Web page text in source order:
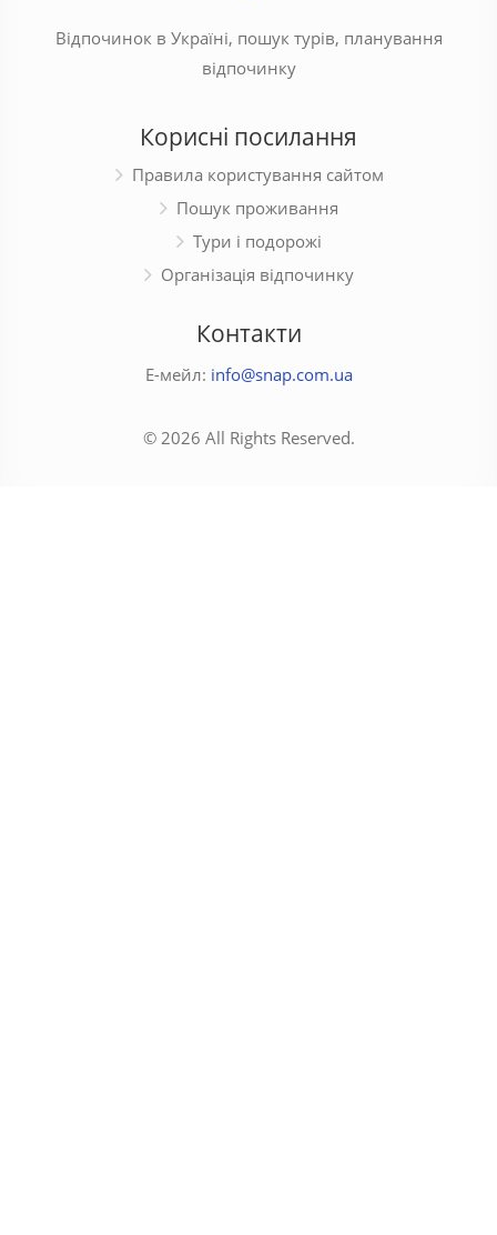
Відпочинок в Україні, пошук турів, планування
відпочинку
Корисні посилання
Правила користування сайтом
Пошук проживання
Тури і подорожі
Організація відпочинку
Контакти
Е-мейл: info@snap.com.ua
© 2026 All Rights Reserved.